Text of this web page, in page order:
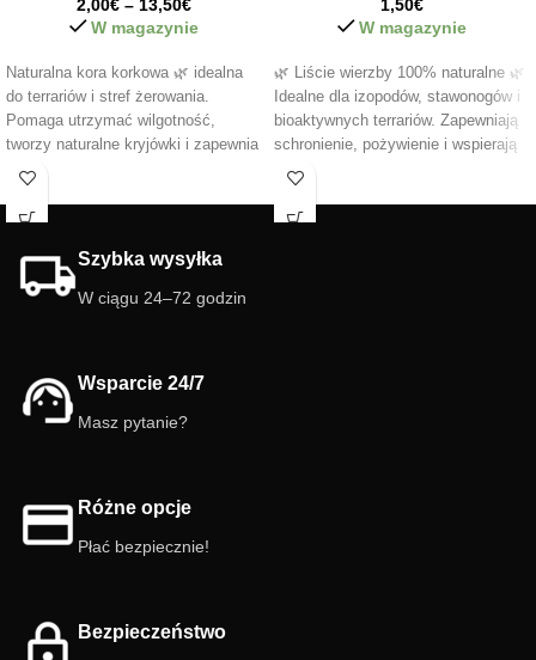
2,00€ – 13,50€
W magazynie
Naturalna kora korkowa 🌿 idealna
do terrariów i stref żerowania.
Pomaga utrzymać wilgotność,
tworzy naturalne kryjówki i zapewnia
doskonałe warunki dla izopodów,
Świetny element dekoracyjny do
1,50€
W magazynie
🌿 Liście wierzby 100% naturalne 🌿
Idealne dla izopodów, stawonogów i
bioaktywnych terrariów. Zapewniają
schronienie, pożywienie i wspierają
mikrofaunę. Wolne od chemii, ale
oczyszczenie przed użyciem.
Szybka wysyłka
W ciągu 24–72 godzin
Wsparcie 24/7
Masz pytanie?
Różne opcje
Płać bezpiecznie!
Bezpieczeństwo